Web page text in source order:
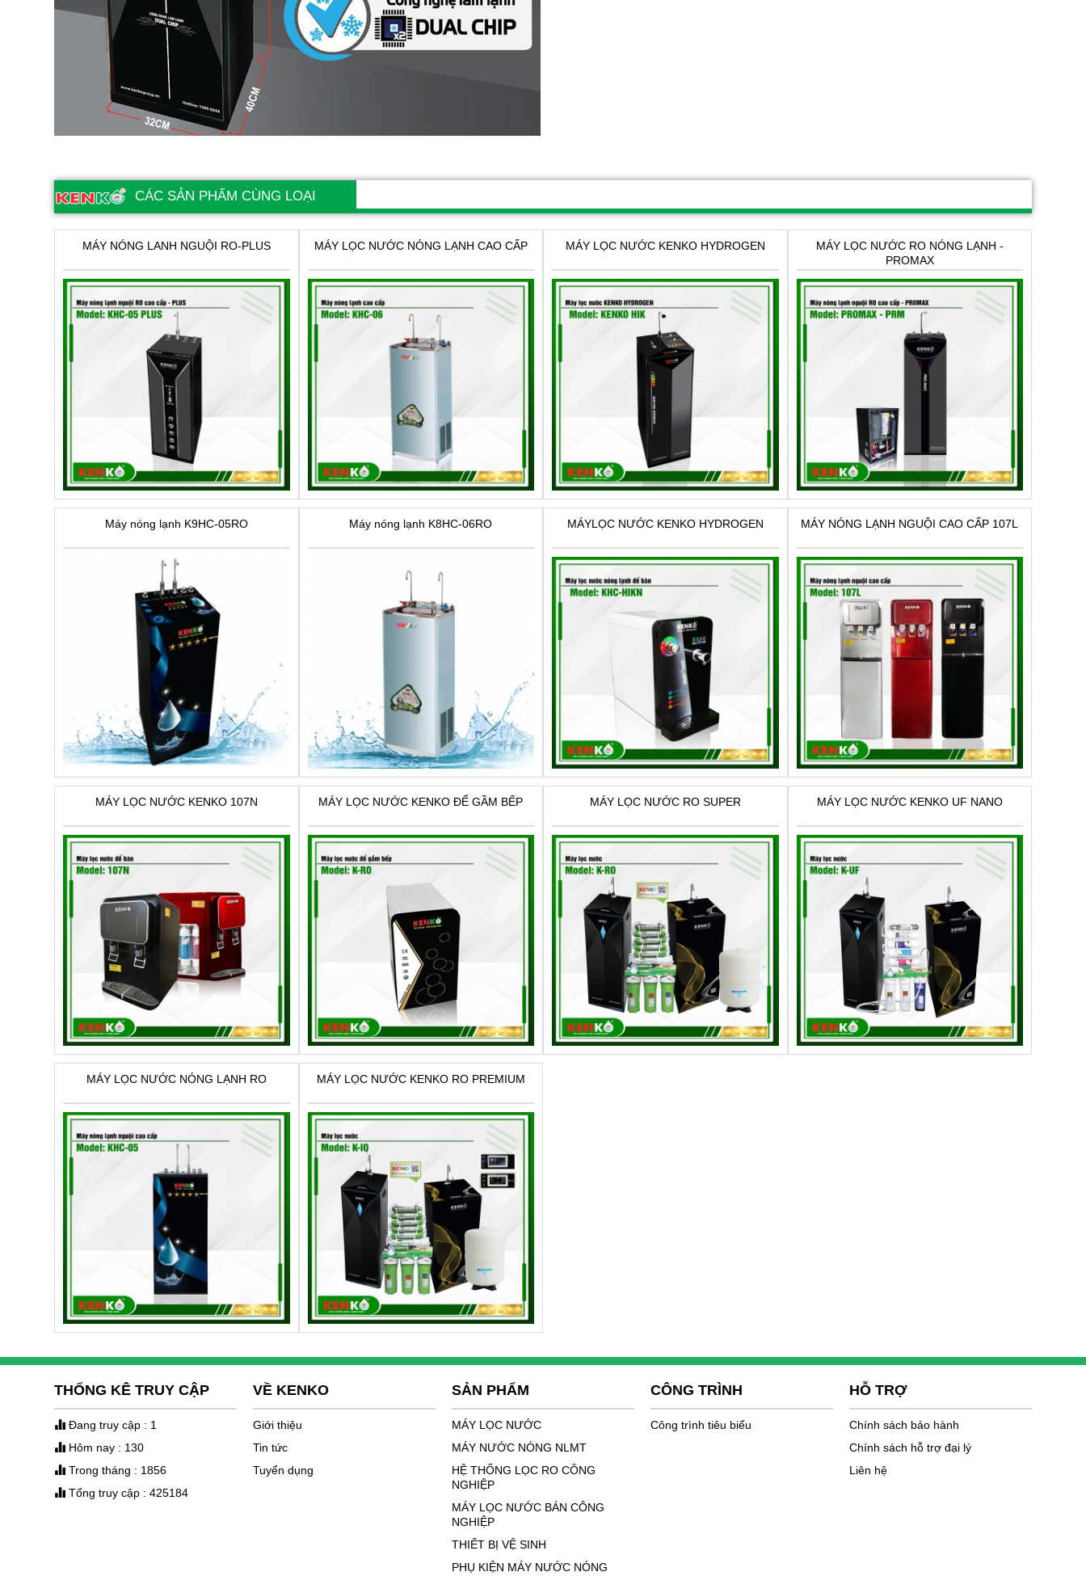
CÁC SẢN PHẨM CÙNG LOẠI
MÁY NÓNG LANH NGUỘI RO-PLUS MÁY LỌC NƯỚC NÓNG LẠNH CAO CẤP MÁY LỌC NƯỚC KENKO HYDROGEN
MÁY LỌC NƯỚC RO NÓNG LẠNH -
PROMAX
Máy nóng lạnh K9HC-05RO Máy nóng lạnh K8HC-06RO MÁYLỌC NƯỚC KENKO HYDROGEN MÁY NÓNG LẠNH NGUỘI CAO CẤP 107L
MÁY LỌC NƯỚC KENKO 107N MÁY LỌC NƯỚC KENKO ĐỂ GẦM BẾP MÁY LỌC NƯỚC RO SUPER MÁY LỌC NƯỚC KENKO UF NANO
MÁY LỌC NƯỚC NÓNG LẠNH RO MÁY LỌC NƯỚC KENKO RO PREMIUM
THỐNG KÊ TRUY CẬP
Đang truy cập : 1
Hôm nay : 130
Trong tháng : 1856
Tổng truy cập : 425184
VỀ KENKO
Giới thiệu
Tin tức
Tuyển dụng
SẢN PHẨM
MÁY LỌC NƯỚC
MÁY NƯỚC NÓNG NLMT
HỆ THỐNG LỌC RO CÔNG
NGHIỆP
MÁY LỌC NƯỚC BÁN CÔNG
NGHIỆP
THIẾT BỊ VỆ SINH
PHỤ KIỆN MÁY NƯỚC NÓNG
CÔNG TRÌNH
Công trình tiêu biểu
HỖ TRỢ
Chính sách bảo hành
Chính sách hỗ trợ đại lý
Liên hệ